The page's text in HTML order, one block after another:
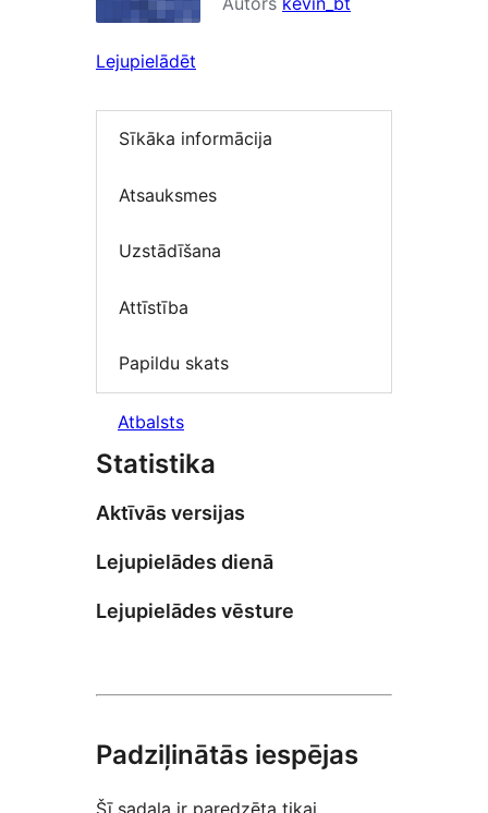
Lejupielādēt
Sīkāka informācija
Atsauksmes
Uzstādīšana
Attīstība
Papildu skats
Atbalsts
Statistika
Aktīvās versijas
Lejupielādes dienā
Lejupielādes vēsture
Padziļinātās iespējas
Šī sadaļa ir paredzēta tikai